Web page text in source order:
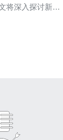
将深入探讨新加